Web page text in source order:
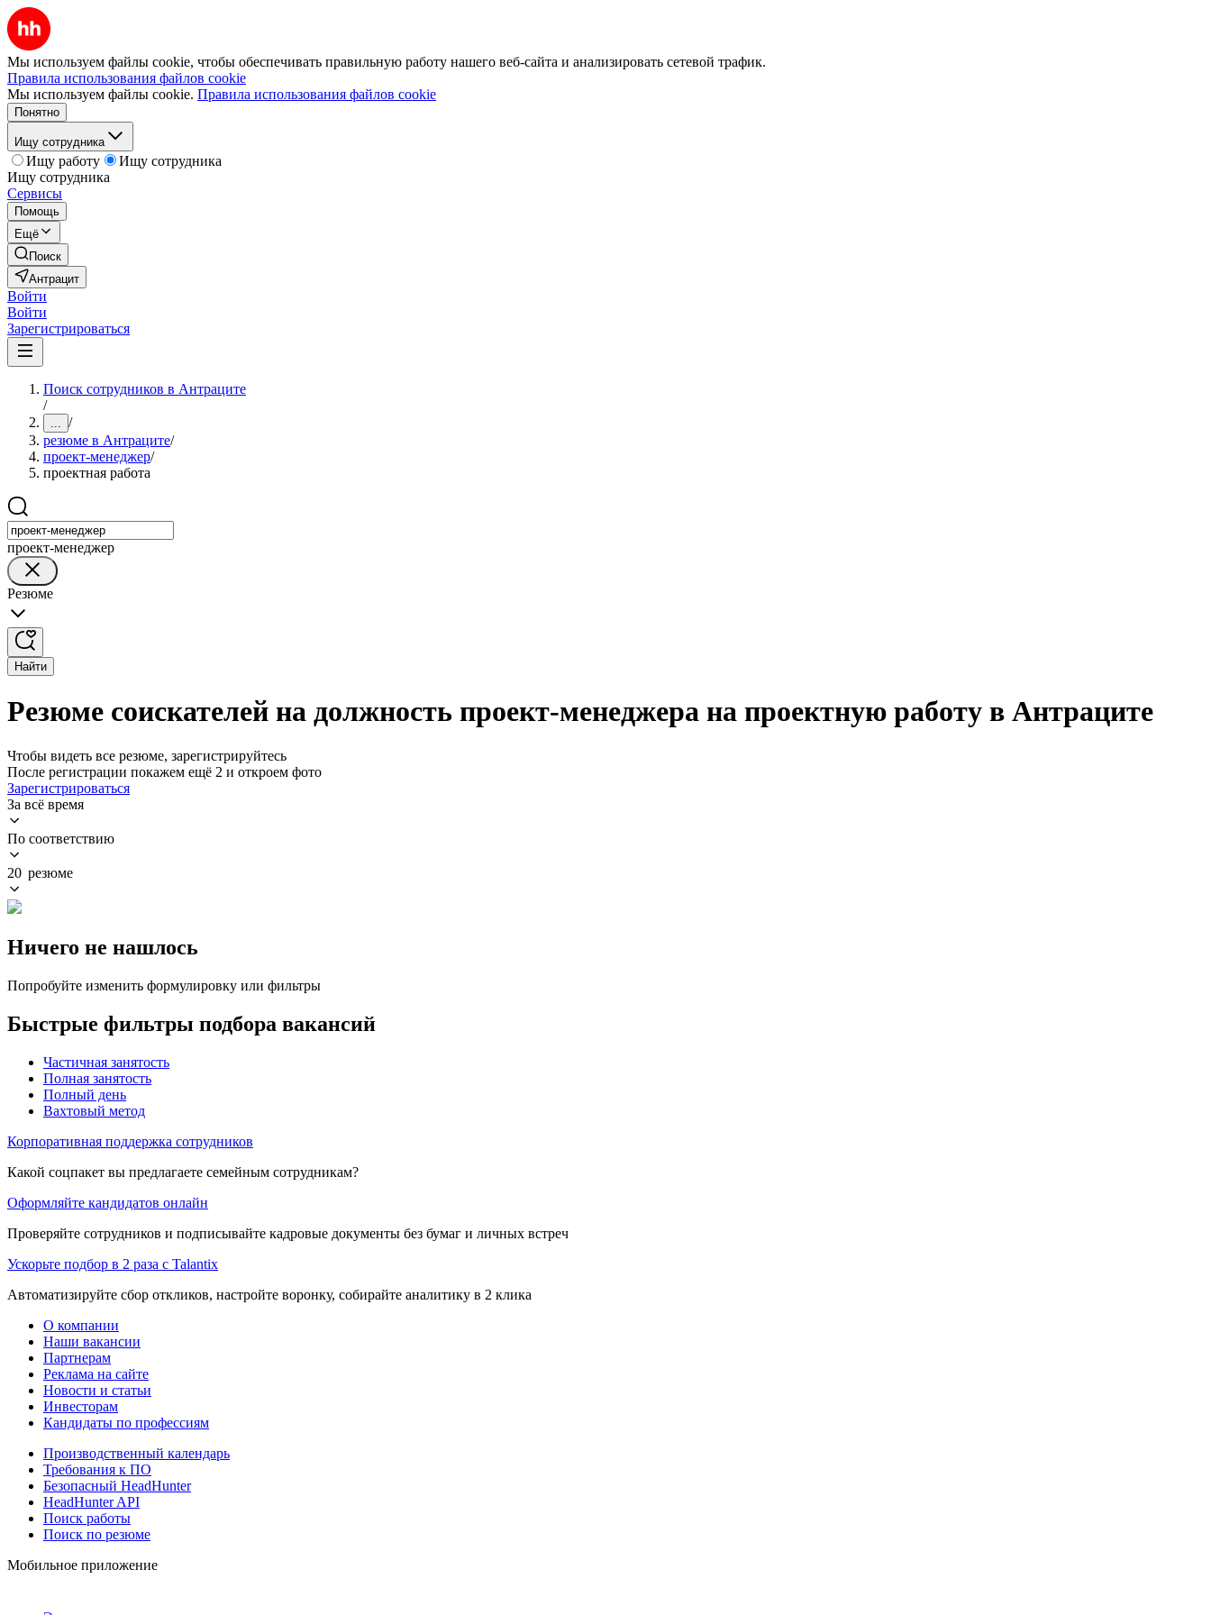
Мы используем файлы cookie, чтобы обеспечивать правильную работу нашего веб-сайта и анализировать сетевой трафик.
Правила использования файлов cookie
Мы используем файлы cookie. Правила использования файлов cookie
Понятно
Ищу сотрудника
Ищу работу
Ищу сотрудника
Ищу сотрудника
Сервисы
Помощь
Ещё
Поиск
Антрацит
Войти
Войти
Зарегистрироваться
Поиск сотрудников в Антраците
/
... /
резюме в Антраците/
проект-менеджер/
проектная работа
проект-менеджер
Резюме
Найти
Резюме соискателей на должность проект-менеджера на проектную работу в Антраците
Чтобы видеть все резюме, зарегистрируйтесь
После регистрации покажем ещё 2 и откроем фото
Зарегистрироваться
За всё время
По соответствию
20 резюме
Ничего не нашлось
Попробуйте изменить формулировку или фильтры
Быстрые фильтры подбора вакансий
Частичная занятость
Полная занятость
Полный день
Вахтовый метод
Корпоративная поддержка сотрудников
Какой соцпакет вы предлагаете семейным сотрудникам?
Оформляйте кандидатов онлайн
Проверяйте сотрудников и подписывайте кадровые документы без бумаг и личных встреч
Ускорьте подбор в 2 раза с Talantix
Автоматизируйте сбор откликов, настройте воронку, собирайте аналитику в 2 клика
О компании
Наши вакансии
Партнерам
Реклама на сайте
Новости и статьи
Инвесторам
Кандидаты по профессиям
Производственный календарь
Требования к ПО
Безопасный HeadHunter
HeadHunter API
Поиск работы
Поиск по резюме
Мобильное приложение